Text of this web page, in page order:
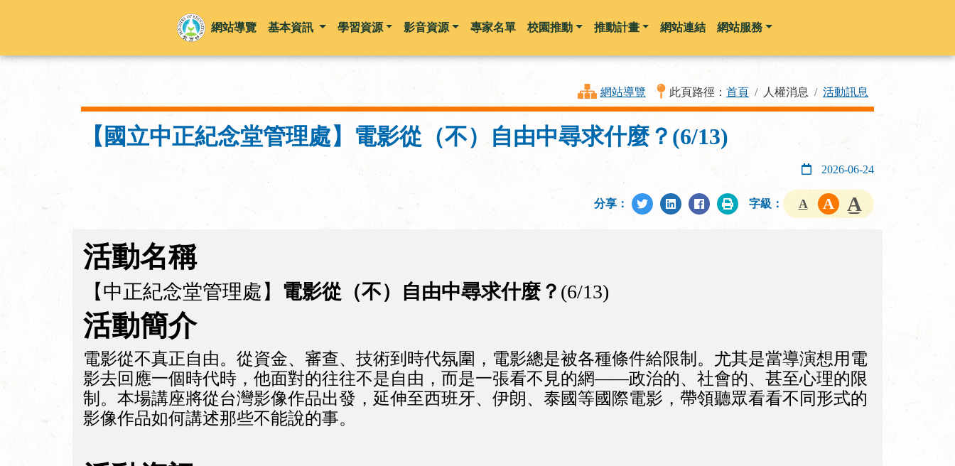
跳到主要內容
網站導覽 基本資訊 學習資源 影音資源 專家名單 校園推動 推動計畫 網站連結 網站服務
網站導覽 此頁路徑： 首頁 人權消息 活動訊息
【國立中正紀念堂管理處】電影從（不）自由中尋求什麼？(6/13)
2026-06-24
分享： 字級：
活動名稱
【中正紀念堂管理處】 電影從（不）自由中尋求什麼？ (6/13)
活動簡介
電影從不真正自由。從資金、審查、技術到時代氛圍，電影總是被各種條件給限制。尤其是當導演想用電
影去回應一個時代時，他面對的往往不是自由，而是一張看不見的網——政治的、社會的、甚至心理的限
制。本場講座將從台灣影像作品出發，延伸至西班牙、伊朗、泰國等國際電影，帶領聽眾看看不同形式的
影像作品如何講述那些不能說的事。